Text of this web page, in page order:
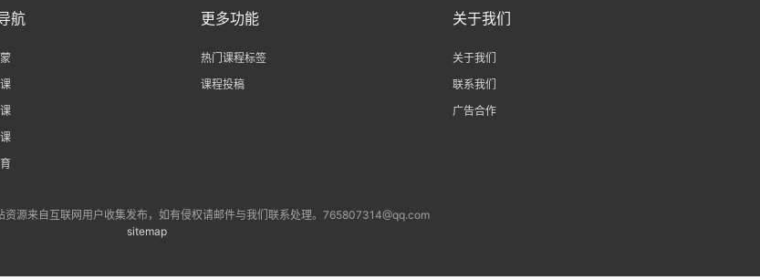
航 更多功能
热门课程标签
课程投稿
关于我们
关于我们
联系我们
广告合作
资源来自互联网用户收集发布，如有侵权请邮件与我们联系处理。765807314@qq.com
sitemap